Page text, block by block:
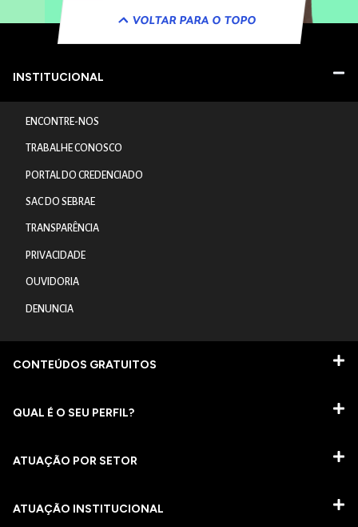
VOLTAR PARA O TOPO
INSTITUCIONAL
ENCONTRE-NOS
TRABALHE CONOSCO
PORTAL DO CREDENCIADO
SAC DO SEBRAE
TRANSPARÊNCIA
PRIVACIDADE
OUVIDORIA
DENUNCIA
CONTEÚDOS GRATUITOS
QUAL É O SEU PERFIL?
ATUAÇÃO POR SETOR
ATUAÇÃO INSTITUCIONAL